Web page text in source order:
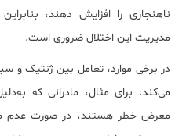
ناهنجاری را افزایش دهند،
مدیریت این اختلال ضروری است.
در برخی موارد، تعامل بین ژنتیک و
می‌کند. برای مثال، مادرانی که
معرض خطر هستند، در صورت عدم